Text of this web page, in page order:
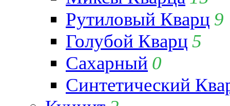
Рутиловый Кварц 9
Голубой Кварц 5
Сахарный 0
Синтетический